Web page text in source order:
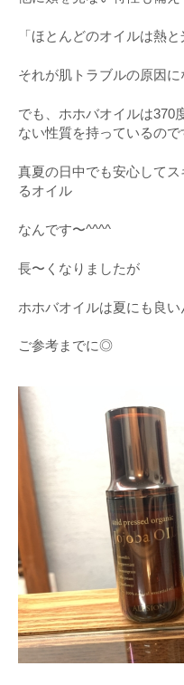
「ほとんどのオイルは熱
それが肌トラブルの原因に
でも、ホホバオイルは370
ない性質を持っているので
真夏の日中でも安心して
るオイル
なんです〜^^^^
長〜くなりましたが
ホホバオイルは夏にも良
ご参考までに◎